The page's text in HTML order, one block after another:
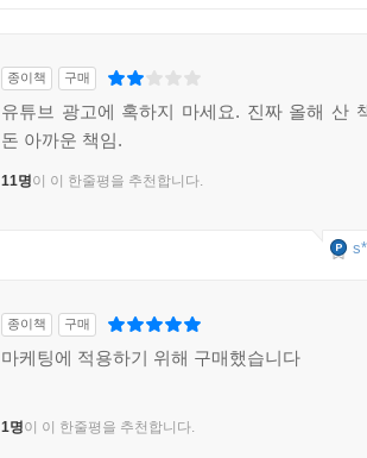
종이책 구매
유튜브 광고에 혹하지 마세요. 진짜 올해 산
돈 아까운 책임.
11명이 이 한줄평을 추천합니다.
종이책 구매
마케팅에 적용하기 위해 구매했습니다
1명이 이 한줄평을 추천합니다.